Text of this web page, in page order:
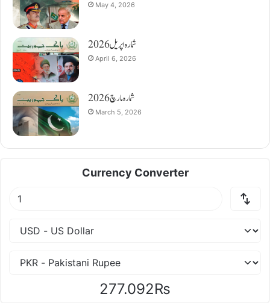
May 4, 2026
شمارہ اپریل 2026
April 6, 2026
شمارہ مارچ 2026
March 5, 2026
Currency Converter
277.092₨